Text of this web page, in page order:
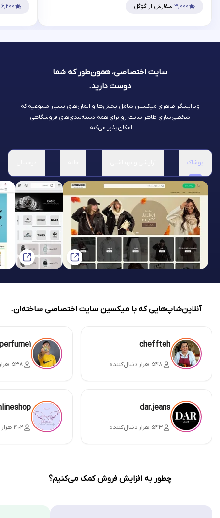
۳,۰۰۰ سفارش از گوگل ۶,۲۰۰
سایت اختصاصی، همون‌طور که شما
دوست دارید.
ویرایشگر ظاهری میکسین شامل بخش‌ها و المان‌های بسیار متنوعیه که
شخصی‌سازی ظاهر سایت رو برای همه دسته‌بندی‌های فروشگاهی
امکان‌پذیر می‌کنه.
پوشاک
آنلاین‌شاپ‌هایی که با میکسین سایت اختصاصی ساخته‌ان.
cheffteh
۵۴۸ هزار دنبال‌کننده ۵۳۸ هزار دنبال‌کننده
dar.jeans
۵۴۳ هزار دنبال‌کننده ۴۰۲ هزار دنبال‌کننده
چطور به افزایش فروش کمک می‌کنیم؟